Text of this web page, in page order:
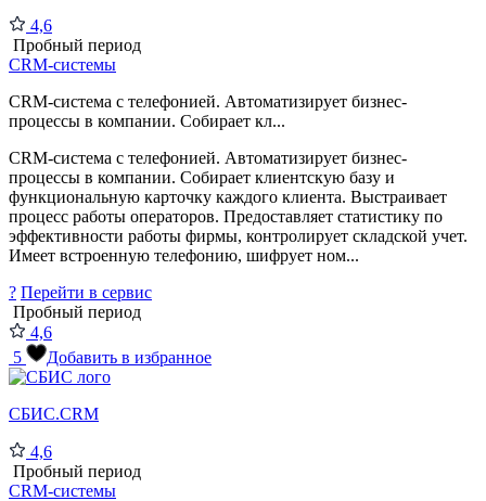
4,6
Пробный период
CRM-системы
CRM-система с телефонией. Автоматизирует бизнес-
процессы в компании. Собирает кл...
CRM-система с телефонией. Автоматизирует бизнес-
процессы в компании. Собирает клиентскую базу и
функциональную карточку каждого клиента. Выстраивает
процесс работы операторов. Предоставляет статистику по
эффективности работы фирмы, контролирует складской учет.
Имеет встроенную телефонию, шифрует ном...
? Перейти в сервис
Пробный период
4,6
5
Добавить в избранное
СБИС.CRM
4,6
Пробный период
CRM-системы